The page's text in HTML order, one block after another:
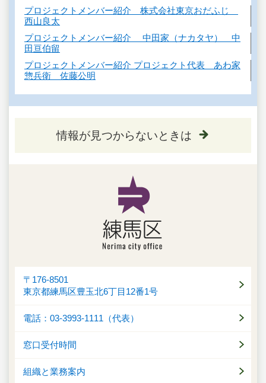
プロジェクトメンバー紹介 株式会社東京おだふじ
西山良太
プロジェクトメンバー紹介 中田家（ナカタヤ） 中
田亘伯留
プロジェクトメンバー紹介 プロジェクト代表 あわ家
惣兵衛 佐藤公明
情報が見つからないときは
〒176-8501
東京都練馬区豊玉北6丁目12番1号
電話：03-3993-1111（代表）
窓口受付時間
組織と業務案内